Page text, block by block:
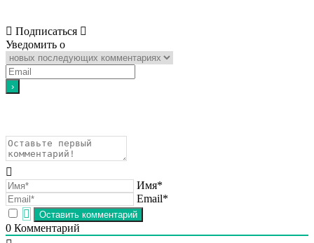
Подписаться
Уведомить о
Имя*
Email*
0 Комментарий